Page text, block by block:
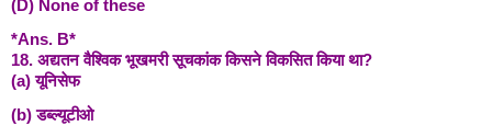
(D) None of these
*Ans. B*
18. अद्यतन वैश्विक भूखमरी सूचकांक किसने विकसित किया था?
(a) यूनिसेफ
(b) डब्ल्यूटीओ